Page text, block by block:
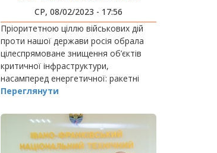
НЕОБХІДНІСТЬ
СР, 08/02/2023 - 17:56
Пріоритетною ціллю військових дій
проти нашої держави росія обрала
цілеспрямоване знищення об’єктів
критичної інфраструктури,
насамперед енергетичної: ракетні
удари по ТЕС та ТЕЦ, пошкодження
електропередач, обстріли ат
Переглянути